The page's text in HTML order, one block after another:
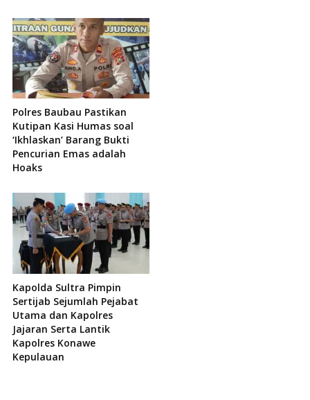
Polres Baubau Pastikan
Kutipan Kasi Humas soal
‘Ikhlaskan’ Barang Bukti
Pencurian Emas adalah
Hoaks
Kapolda Sultra Pimpin
Sertijab Sejumlah Pejabat
Utama dan Kapolres
Jajaran Serta Lantik
Kapolres Konawe
Kepulauan